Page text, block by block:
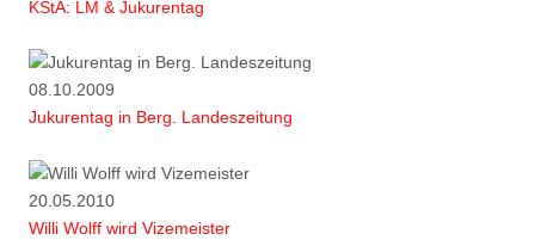
KStA: LM & Jukurentag
08.10.2009
Jukurentag in Berg. Landeszeitung
20.05.2010
Willi Wolff wird Vizemeister